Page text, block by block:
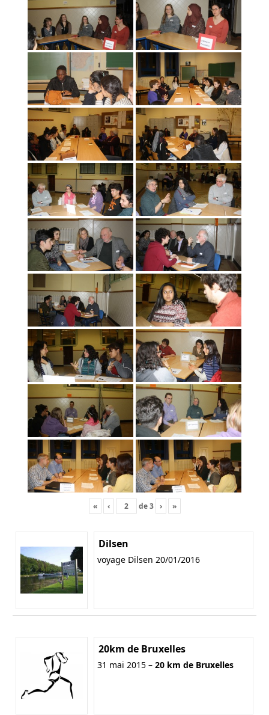
« ‹ de3 › »
Dilsen
voyage Dilsen 20/01/2016
20km de Bruxelles
31 mai 2015 – 20 km de Bruxelles